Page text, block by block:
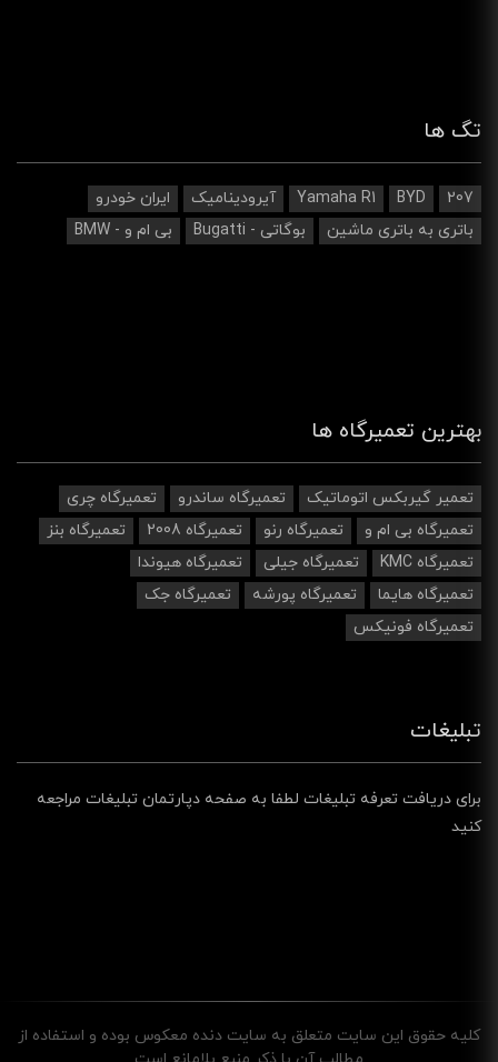
تگ ها
207
BYD
Yamaha R1 آیرودینامیک‌
ایران خودرو
باتری به باتری ماشین
بوگاتی - Bugatti بی ام و - BMW
بهترین تعمیرگاه ها
تعمیر گیربکس اتوماتیک تعمیرگاه ساندرو
تعمیرگاه چری
تعمیرگاه بی ام و
تعمیرگاه رنو تعمیرگاه 2008
تعمیرگاه بنز
تعمیرگاه KMC
تعمیرگاه جیلی
تعمیرگاه هیوندا
تعمیرگاه هایما
تعمیرگاه پورشه
تعمیرگاه جک
تعمیرگاه فونیکس
تبلیغات
برای دریافت تعرفه تبلیغات لطفا به صفحه دپارتمان تبلیغات مراجعه
کنید
کليه حقوق اين سايت متعلق به سایت دنده معکوس بوده و استفاده از